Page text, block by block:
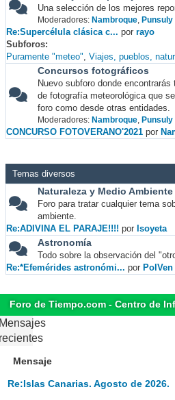
Una selección de los mejores
Moderadores: Nambroque, Punsuly
Re:Supercélula clásica c... por rayo
Subforos
Puramente "meteo" Viajes, pueblos,
Concursos fotográficos
Nuevo subforo donde
de fotografía meteorológica que
foro como desde otras entidades.
Moderadores: Nambroque, Punsuly
CONCURSO FOTOVERANO'2021 por
Temas diversos
Naturaleza y Medio Ambiente
Foro para tratar cualquier tema
ambiente.
Re:ADIVINA EL PARAJE!!!! por Isoyeta
Astronomía
Todo sobre la observación del
Re:*Efemérides astronómi... por PolVen
Foro de Tiempo.com - Centro de
Mensaje
Re:Islas Canarias. Agosto de 2026.